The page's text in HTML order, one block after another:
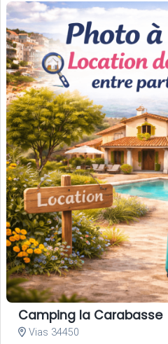
Camping la Carabasse
Vias 34450